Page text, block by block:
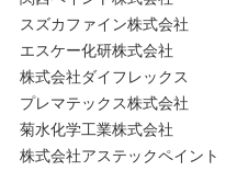
スズカファイン株式会社
エスケー化研株式会社
株式会社ダイフレックス
プレマテックス株式会社
菊水化学工業株式会社
株式会社アステックペイント